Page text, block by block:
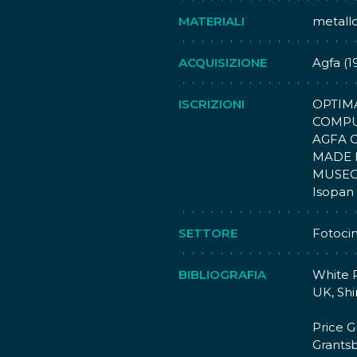
rullo
Nella
Sotto
per il
Il
Il
fu
MATERIALI
ACQUISIZIONE Agfa
ISCRIZIONI
AGFA
MADE
SETTORE
BIBLIOGRAFIA
White
UK,
Price